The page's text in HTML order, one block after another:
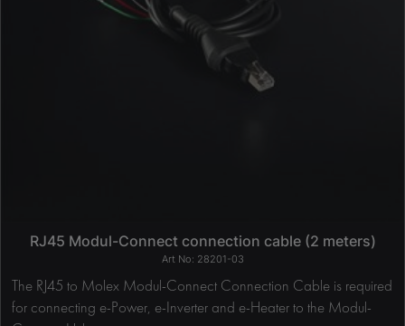
RJ45 Modul-Connect connection cable (2 meters)
28201-03
The RJ45 to Molex Modul-Connect Connection Cable is required
for connecting e-Power, e-Inverter and e-Heater to the Modul-